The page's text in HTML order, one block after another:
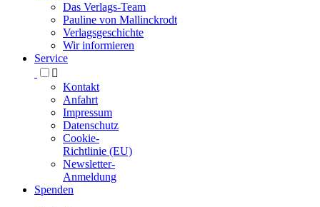
Das Verlags-Team
Pauline von Mallinckrodt
Verlagsgeschichte
Wir informieren
Service

Kontakt
Anfahrt
Impressum
Datenschutz
Cookie-
Richtlinie (EU)
Newsletter-
Anmeldung
Spenden